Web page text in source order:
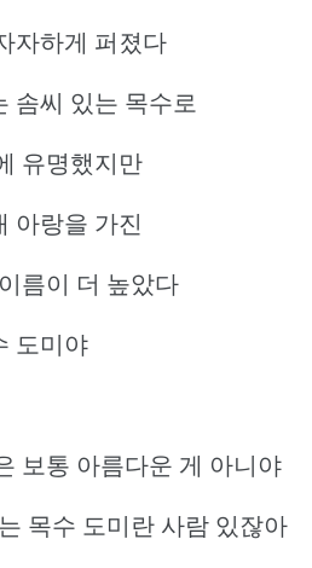
자하게 퍼졌다
솜씨 있는 목수로
유명했지만
아랑을 가진
름이 더 높았다
도미야
보통 아름다운 게 아니야
목수 도미란 사람 있잖아